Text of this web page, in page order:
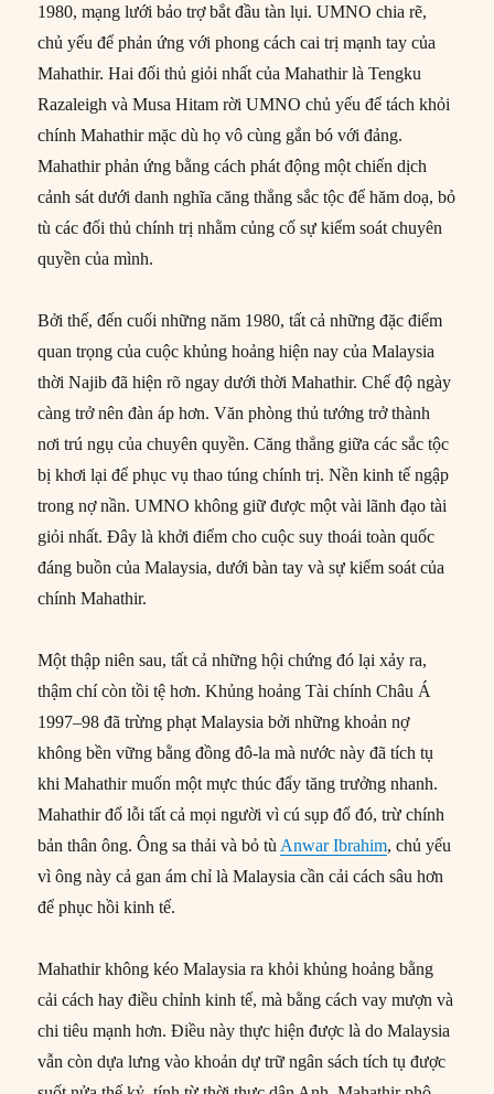
1980, mạng lưới bảo trợ bắt đầu tàn lụi. UMNO chia rẽ,
chủ yếu để phản ứng với phong cách cai trị mạnh tay của
Mahathir. Hai đối thủ giỏi nhất của Mahathir là Tengku
Razaleigh và Musa Hitam rời UMNO chủ yếu để tách khỏi
chính Mahathir mặc dù họ vô cùng gắn bó với đảng.
Mahathir phản ứng bằng cách phát động một chiến dịch
cảnh sát dưới danh nghĩa căng thẳng sắc tộc để hăm doạ, bỏ
tù các đối thủ chính trị nhằm củng cố sự kiểm soát chuyên
quyền của mình.
Bởi thế, đến cuối những năm 1980, tất cả những đặc điểm
quan trọng của cuộc khủng hoảng hiện nay của Malaysia
thời Najib đã hiện rõ ngay dưới thời Mahathir. Chế độ ngày
càng trở nên đàn áp hơn. Văn phòng thủ tướng trở thành
nơi trú ngụ của chuyên quyền. Căng thẳng giữa các sắc tộc
bị khơi lại để phục vụ thao túng chính trị. Nền kinh tế ngập
trong nợ nần. UMNO không giữ được một vài lãnh đạo tài
giỏi nhất. Đây là khởi điểm cho cuộc suy thoái toàn quốc
đáng buồn của Malaysia, dưới bàn tay và sự kiểm soát của
chính Mahathir.
Một thập niên sau, tất cả những hội chứng đó lại xảy ra,
thậm chí còn tồi tệ hơn. Khủng hoảng Tài chính Châu Á
1997–98 đã trừng phạt Malaysia bởi những khoản nợ
không bền vững bằng đồng đô-la mà nước này đã tích tụ
khi Mahathir muốn một mực thúc đẩy tăng trưởng nhanh.
Mahathir đổ lỗi tất cả mọi người vì cú sụp đổ đó, trừ chính
bản thân ông. Ông sa thải và bỏ tù Anwar Ibrahim, chủ yếu
vì ông này cả gan ám chỉ là Malaysia cần cải cách sâu hơn
để phục hồi kinh tế.
Mahathir không kéo Malaysia ra khỏi khủng hoảng bằng
cải cách hay điều chỉnh kinh tế, mà bằng cách vay mượn và
chi tiêu mạnh hơn. Điều này thực hiện được là do Malaysia
vẫn còn dựa lưng vào khoản dự trữ ngân sách tích tụ được